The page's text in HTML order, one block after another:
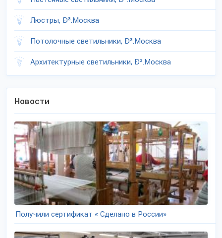
Люстры, Ð³.Москва
Потолочные светильники, Ð³.Москва
Архитектурные светильники, Ð³.Москва
Новости
Получили сертификат « Сделано в России»